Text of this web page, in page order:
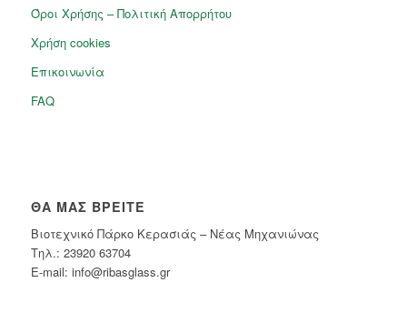
Όροι Χρήσης – Πολιτική Απορρήτου
Χρήση cookies
Επικοινωνία
FAQ
ΘΑ ΜΑΣ ΒΡΕΊΤΕ
Βιοτεχνικό Πάρκο Κερασιάς – Νέας Μηχανιώνας
Tηλ.: 23920 63704
E-mail: info@ribasglass.gr